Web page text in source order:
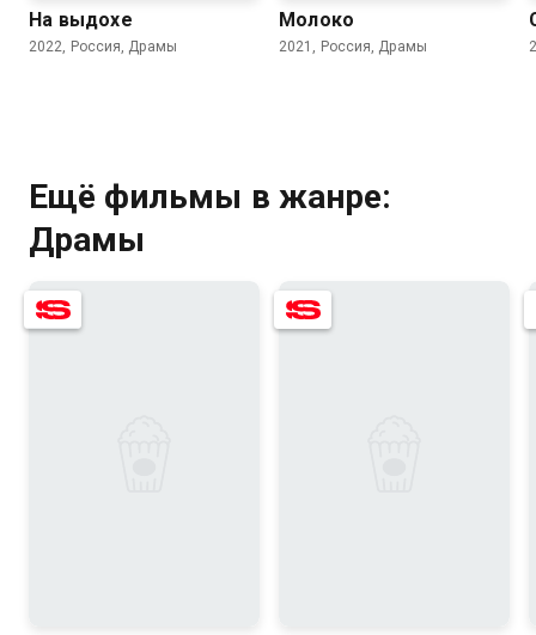
На выдохе
2022, Россия, Драмы
Молоко
2021, Россия, Драмы
Ещё фильмы в жанре:
Драмы